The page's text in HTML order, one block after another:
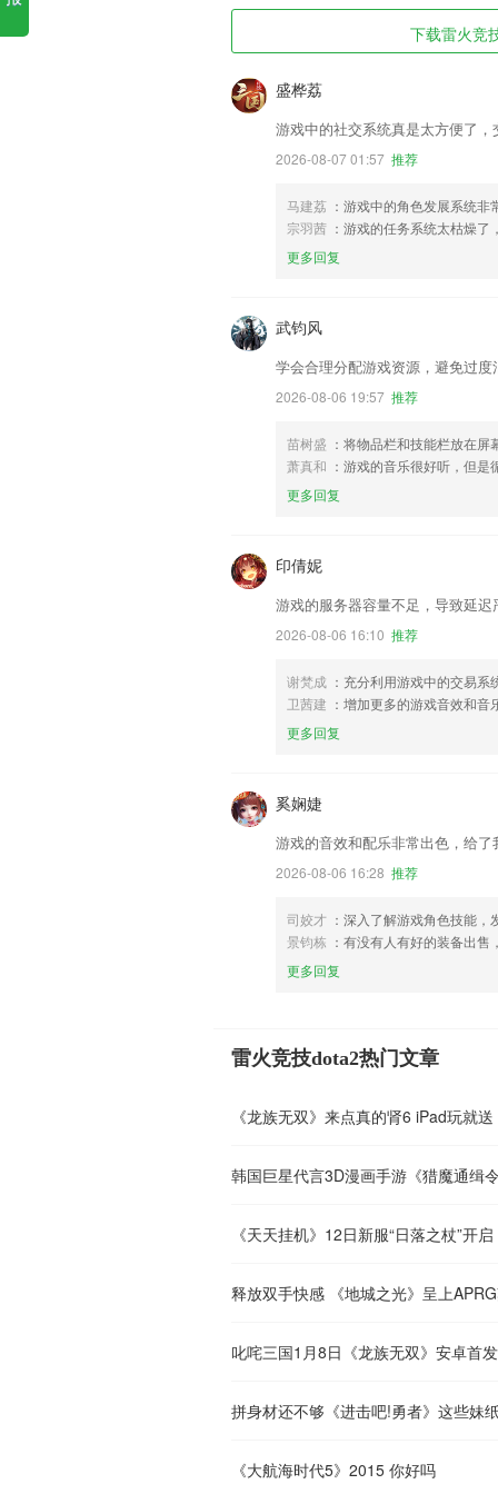
下载雷火竞
盛桦荔
游戏中的社交系统真是太方便了，
2026-08-07 01:57 推荐
马建荔 ：游戏中的角色发展系统非
宗羽茜 ：游戏的任务系统太枯燥
更多回复
武钧风
学会合理分配游戏资源，避免过度
2026-08-06 19:57 推荐
苗树盛 ：将物品栏和技能栏放在屏
萧真和 ：游戏的音乐很好听，但是
更多回复
印倩妮
游戏的服务器容量不足，导致延迟
2026-08-06 16:10 推荐
谢梵成 ：充分利用游戏中的交易系
卫茜建 ：增加更多的游戏音效和音
更多回复
奚娴婕
游戏的音效和配乐非常出色，给了
2026-08-06 16:28 推荐
司姣才 ：深入了解游戏角色技能，
景钧栋 ：有没有人有好的装备出售
更多回复
雷火竞技dota2热门文章
《龙族无双》来点真的肾6 iPad玩就送
韩国巨星代言3D漫画手游《猎魔通缉
《天天挂机》12日新服“日落之杖”开启
释放双手快感 《地城之光》呈上
叱咤三国1月8日《龙族无双》安卓首发
拼身材还不够《进击吧!勇者》这些妹
《大航海时代5》2015 你好吗